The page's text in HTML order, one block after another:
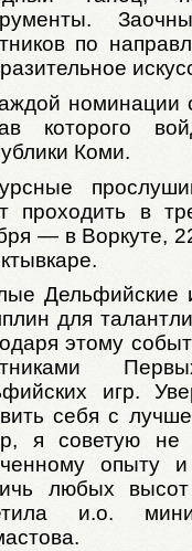
по
номинации
которого
Коми.
проходить в
― в Воркуте,
Дельфийские
для
этому
игр.
себя с
я советую не
опыту
любых
и.о.